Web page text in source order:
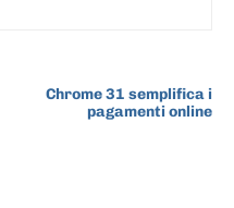
Chrome 31 semplifica i
pagamenti online